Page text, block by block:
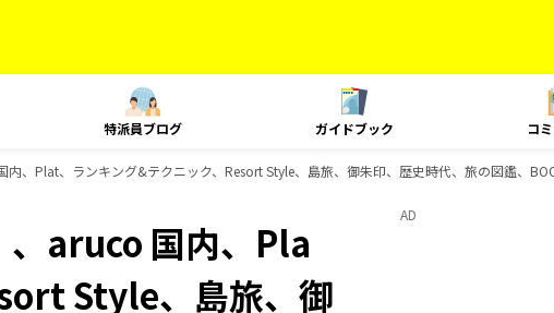
特派員ブログ ガイドブック コ
、Plat、ランキング&テクニック、Resort Style、島旅、御朱印、歴史時代、旅の図鑑、
、aruco 国内、Pla
Style、島旅、御
AD